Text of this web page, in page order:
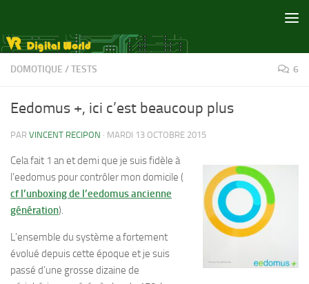
DOMOTIQUE /TESTS 6
Eedomus +, ici c’est beaucoup plus
PAR VINCENT RECIPON · MARDI 13 OCTOBRE 2015
Cela fait 1 an et demi que je suis fidèle à
l’eedomus pour contrôler mon domicile (
cf l’unboxing de l’eedomus ancienne
génération).
L’ensemble du système a fortement
évolué depuis cette époque et je suis
passé d’une grosse dizaine de